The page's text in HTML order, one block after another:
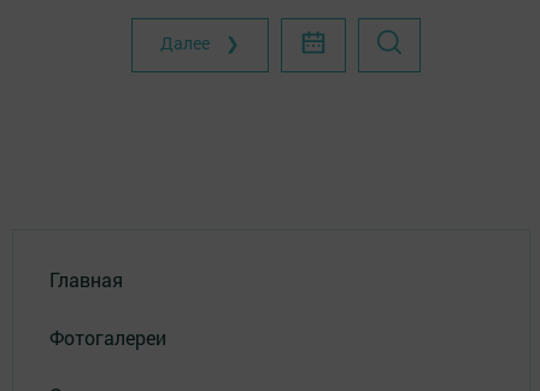
Далее ❯
Главная
Фотогалереи